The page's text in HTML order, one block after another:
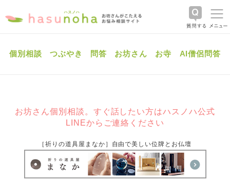
個別相談 つぶやき 問答 お坊さん お寺 AI僧侶問答
お坊さん個別相談。すぐ話したい方はハスノハ公式
LINEからご連絡ください
［祈りの道具屋まなか］自由で美しい位牌とお仏壇